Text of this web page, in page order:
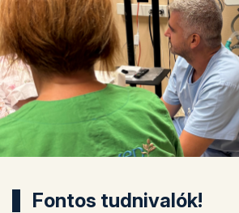
Fontos tudnivalók!